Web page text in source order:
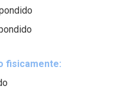
fisicamente: